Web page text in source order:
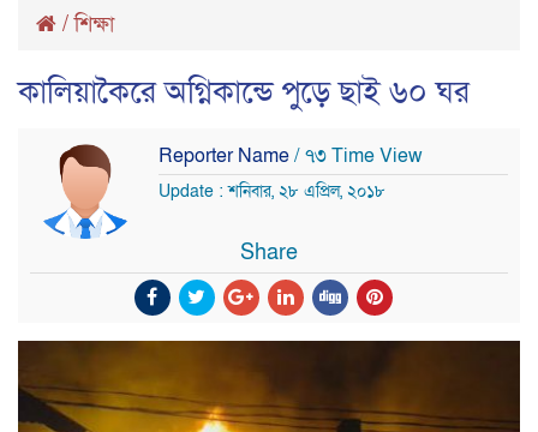
/শিক্ষা
কালিয়াকৈরে অগ্নিকান্ডে পুড়ে ছাই ৬০ ঘর
Reporter Name/ ৭৩ Time View
Update : শনিবার, ২৮ এপ্রিল, ২০১৮
Share